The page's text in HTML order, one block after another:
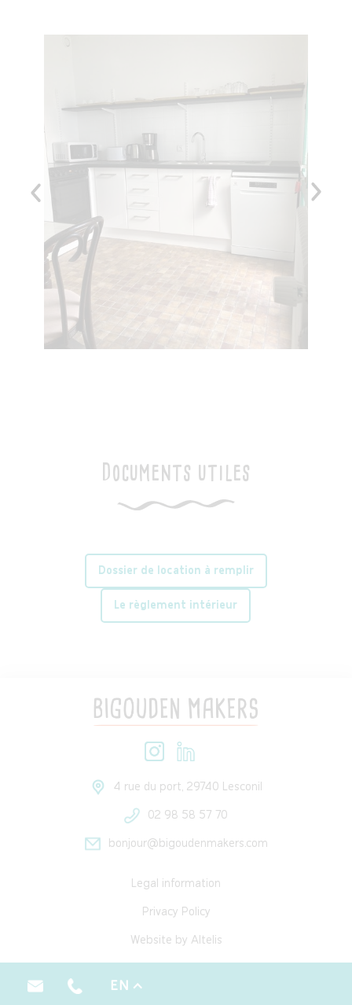
Documents utiles
Dossier de location à remplir
Le règlement intérieur
4 rue du port, 29740 Lesconil
02 98 58 57 70
bonjour@bigoudenmakers.com
Legal information
Privacy Policy
Website by Altelis
EN